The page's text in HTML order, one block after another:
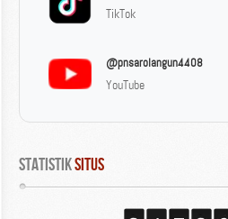
TikTok
@pnsarolangun4408
YouTube
Statistik Situs